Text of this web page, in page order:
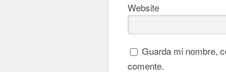
Website
Guarda mi nombre,
comente.